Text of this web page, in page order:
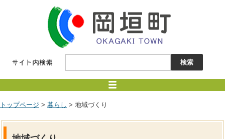
トップページ > 暮らし > 地域づくり